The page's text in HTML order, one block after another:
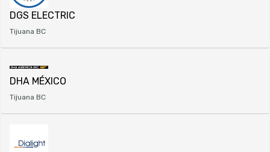
DGS ELECTRIC
Tijuana BC
DHA MÉXICO
Tijuana BC